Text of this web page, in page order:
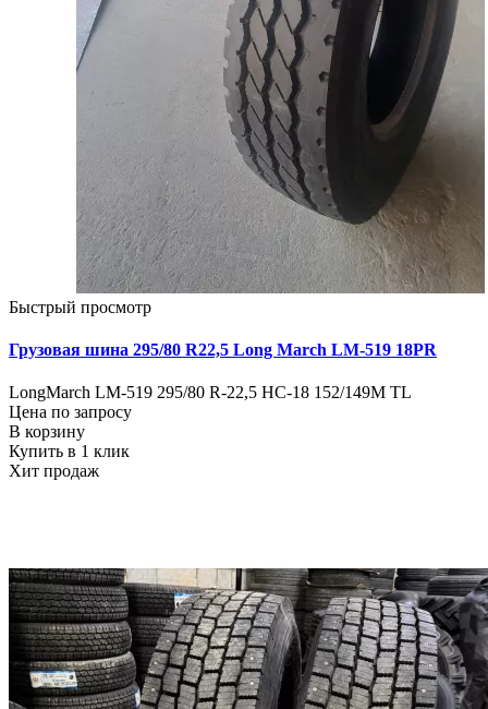
Быстрый просмотр
Грузовая шина 295/80 R22,5 Long March LM-519 18PR
LongMarch LM-519 295/80 R-22,5 НС-18 152/149M TL
Цена по запросу
В корзину
Купить в 1 клик
Хит продаж